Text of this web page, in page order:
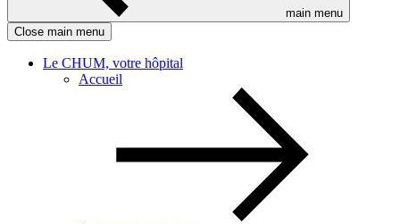
main menu
Close main menu
Le CHUM, votre hôpital
Accueil